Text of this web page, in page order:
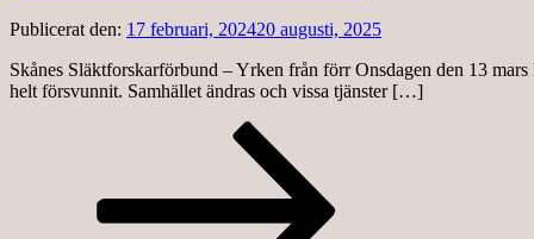
Publicerat den: 17 februari, 202420 augusti, 2025
Skånes Släktforskarförbund – Yrken från förr Onsdagen den 13
helt försvunnit. Samhället ändras och vissa tjänster […]